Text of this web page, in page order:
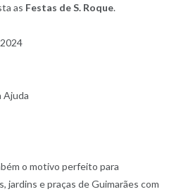
as Festas de S. Roque.
Ajuda
o motivo perfeito para
jardins e praças de Guimarães com